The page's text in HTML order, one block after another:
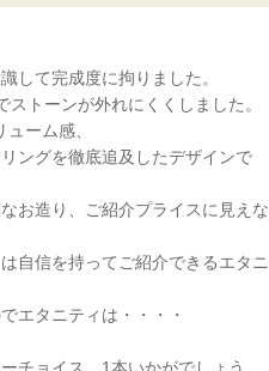
して完成度に拘りました。
トーンが外れにくくしました。
ーム感、
ングを徹底追及したデザインで
お造り、ご紹介プライスに見えな
自信を持ってご紹介できるエタニ
エタニティは・・・・